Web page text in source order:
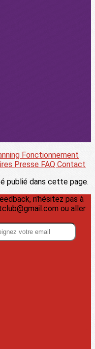
Fonctionnement
Presse FAQ Contact
publié dans cette page.
n'hésitez pas à
ou aller